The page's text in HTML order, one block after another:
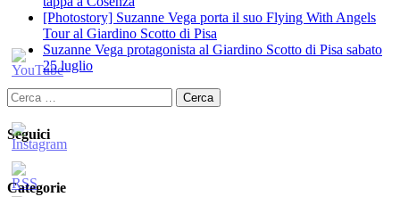
[Photostory] Suzanne Vega porta il suo Flying With Angels
Tour al Giardino Scotto di Pisa
Suzanne Vega protagonista al Giardino Scotto di Pisa sabato
25 luglio
Ricerca
per:
Seguici
Categorie